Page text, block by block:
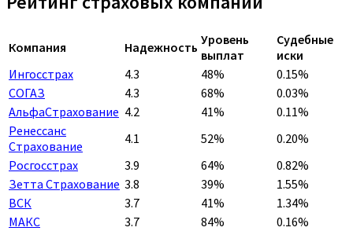
Компания Надежность Уровень
выплат
Судебные
иски
Ингосстрах
4.3 48%
0.15%
СОГАЗ
4.3 68%
0.03%
АльфаСтрахование 4.2 41%
0.11%
Ренессанс
Страхование
4.1 52%
0.20%
Росгосстрах
3.9 64%
0.82%
Зетта Страхование 3.8 39%
1.55%
ВСК
3.7 41%
1.34%
МАКС
3.7 84%
0.16%